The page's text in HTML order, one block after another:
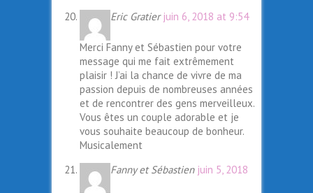
Eric Gratier juin 6, 2018 at 9:54
Merci Fanny et Sébastien pour votre
message qui me fait extrêmement
plaisir ! J’ai la chance de vivre de ma
passion depuis de nombreuses années
et de rencontrer des gens merveilleux.
Vous êtes un couple adorable et je
vous souhaite beaucoup de bonheur.
Musicalement
Fanny et Sébastien juin 5, 2018